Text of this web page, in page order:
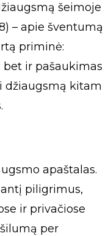
šeimoje
– apie šventumą
priminė:
bet ir pašaukimas
džiaugsmą kitam
apaštalas.
piligrimus,
ir privačiose
per